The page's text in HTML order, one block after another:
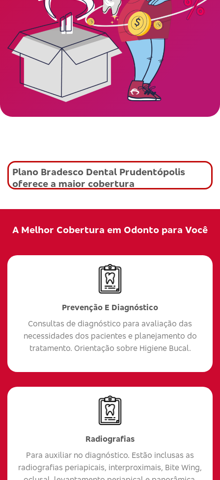
Plano Bradesco Dental Prudentópolis
oferece a maior cobertura
A Melhor Cobertura em Odonto para Você
Prevenção E Diagnóstico
Consultas de diagnóstico para avaliação das
necessidades dos pacientes e planejamento do
tratamento. Orientação sobre Higiene Bucal.
Radiografias
Para auxiliar no diagnóstico. Estão inclusas as
radiografias periapicais, interproximais, Bite Wing,